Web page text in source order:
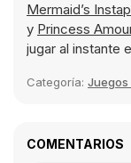
Mermaid’s
y Princess
jugar al instante
Categoría: Juegos
COMENTARIOS